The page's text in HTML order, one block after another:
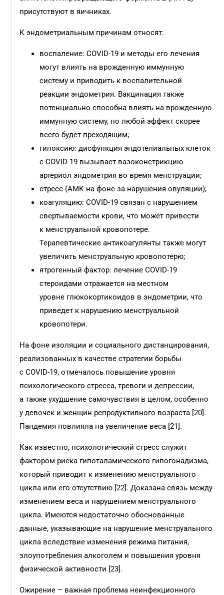
присутствуют в яичниках.
К эндометриальным причинам относят:
воспаление: COVID-19 и методы его лечения
могут влиять на врожденную иммунную
систему и приводить к воспалительной
реакции эндометрия. Вакцинация также
потенциально способна влиять на врожденную
иммунную систему, но любой эффект скорее
всего будет преходящим;
гипоксию: дисфункция эндотелиальных клеток
с COVID-19 вызывает вазоконстрикцию
артериол эндометрия во время менструации;
стресс (АМК на фоне за нарушения овуляции);
коагуляцию: COVID-19 связан с нарушением
свертываемости крови, что может привести
к менструальной кровопотере.
Терапевтические антикоагулянты также могут
увеличить менструальную кровопотерю;
ятрогенный фактор: лечение COVID-19
стероидами отражается на местном
уровне глюкокортикоидов в эндометрии, что
приведет к нарушению менструальной
кровопотери.
На фоне изоляции и социального дистанцирования,
реализованных в качестве стратегии борьбы
с COVID-19, отмечалось повышение уровня
психологического стресса, тревоги и депрессии,
а также ухудшение самочувствия в целом, особенно
у девочек и женщин репродуктивного возраста [20].
Пандемия повлияла на увеличение веса [21].
Как известно, психологический стресс служит
фактором риска гипоталамического гипогонадизма,
который приводит к изменению менструального
цикла или его отсутствию [22]. Доказана связь между
изменением веса и нарушением менструального
цикла. Имеются недостаточно обоснованные
данные, указывающие на нарушение менструального
цикла вследствие изменения режима питания,
злоупотребления алкоголем и повышения уровня
физической активности [23].
Ожирение – важная проблема неинфекционного